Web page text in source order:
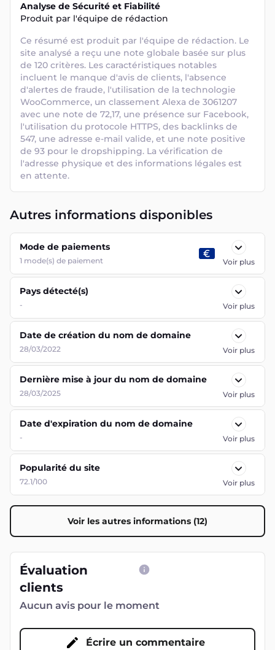
Analyse de Sécurité et Fiabilité
Produit par l'équipe de rédaction
Ce résumé est produit par l'équipe de rédaction. Le
site analysé a reçu une note globale basée sur plus
de 120 critères. Les caractéristiques notables
incluent le manque d'avis de clients, l'absence
d'alertes de fraude, l'utilisation de la technologie
WooCommerce, un classement Alexa de 3061207
avec une note de 72,17, une présence sur Facebook,
l'utilisation du protocole HTTPS, des backlinks de
547, une adresse e-mail valide, et une note positive
de 93 pour le dropshipping. La vérification de
l'adresse physique et des informations légales est
en attente.
Autres informations disponibles
Mode de paiements
1 mode(s) de paiement Voir plus
Pays détecté(s)
- Voir plus
Date de création du nom de domaine
28/03/2022 Voir plus
Dernière mise à jour du nom de domaine
28/03/2025 Voir plus
Date d'expiration du nom de domaine
- Voir plus
Popularité du site
72.1/100 Voir plus
Voir les autres informations (12)
Évaluation
clients
Aucun avis pour le moment
Écrire un commentaire